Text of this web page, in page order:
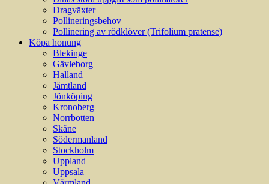
Dragväxter
Pollineringsbehov
Pollinering av rödklöver (Trifolium pratense)
Köpa honung
Blekinge
Gävleborg
Halland
Jämtland
Jönköping
Kronoberg
Norrbotten
Skåne
Södermanland
Stockholm
Uppland
Uppsala